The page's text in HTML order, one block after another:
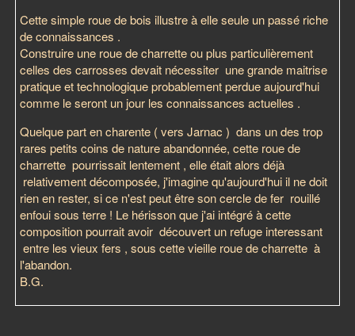
Cette simple roue de bois illustre à elle seule un passé riche
de connaissances .
Construire une roue de charrette ou plus particulièrement
celles des carrosses devait nécessiter une grande maitrise
pratique et technologique probablement perdue aujourd'hui
comme le seront un jour les connaissances actuelles .
Quelque part en charente ( vers Jarnac ) dans un des trop
rares petits coins de nature abandonnée, cette roue de
charrette pourrissait lentement , elle était alors déjà
relativement décomposée, j'imagine qu'aujourd'hui il ne doit
rien en rester, si ce n'est peut être son cercle de fer rouillé
enfoui sous terre ! Le hérisson que j'ai intégré à cette
composition pourrait avoir découvert un refuge interessant
entre les vieux fers , sous cette vieille roue de charrette à
l'abandon.
B.G.